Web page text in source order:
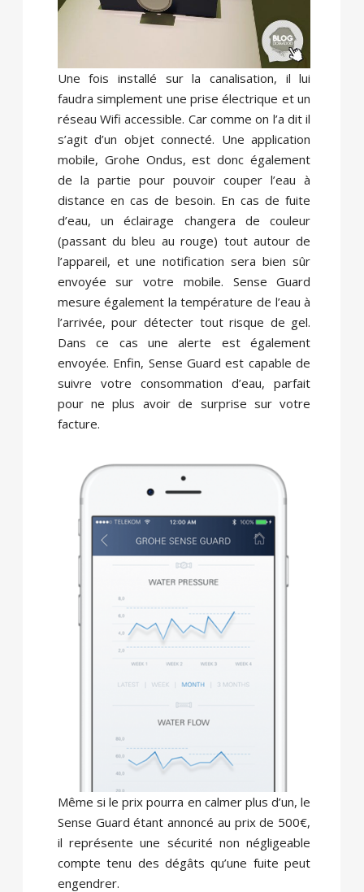
Une fois installé sur la canalisation, il lui
faudra simplement une prise électrique et un
réseau Wifi accessible. Car comme on l’a dit il
s’agit d’un objet connecté. Une application
mobile, Grohe Ondus, est donc également
de la partie pour pouvoir couper l’eau à
distance en cas de besoin. En cas de fuite
d’eau, un éclairage changera de couleur
(passant du bleu au rouge) tout autour de
l’appareil, et une notification sera bien sûr
envoyée sur votre mobile. Sense Guard
mesure également la température de l’eau à
l’arrivée, pour détecter tout risque de gel.
Dans ce cas une alerte est également
envoyée. Enfin, Sense Guard est capable de
suivre votre consommation d’eau, parfait
pour ne plus avoir de surprise sur votre
facture.
Même si le prix pourra en calmer plus d’un, le
Sense Guard étant annoncé au prix de 500€,
il représente une sécurité non négligeable
compte tenu des dégâts qu’une fuite peut
engendrer.